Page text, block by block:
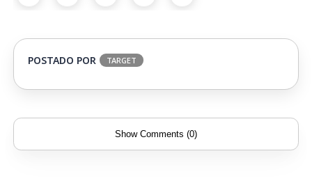
POSTADO POR TARGET
Show Comments (0)